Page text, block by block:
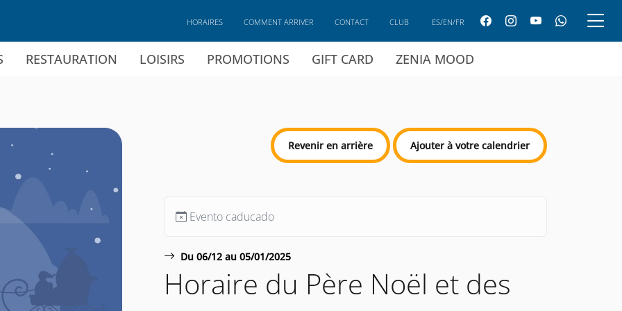
RESTAURATION LOISIRS PROMOTIONS GIFT CARD ZENIA MOOD
HORAIRES COMMENT ARRIVER CONTACT CLUB ES/EN/FR
Revenir en arrière Ajouter à votre calendrier
Evento caducado
Du 06/12 au 05/01/2025
Horaire du Père Noël et des